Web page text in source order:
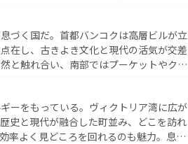
ー、ベトナムコーヒーなどは、ぜひ現
が旅行者を迎えてくれるので、きっと忘
トナム情報はコンテンツ一覧を参照してほし
づく国だ。首都バンコクは高層ビルが立
在し、古きよき文化と現代の活気が交差
と触れ合い、南部ではプーケットやクラ
暖で、どの季節にも異なる楽しみが待
た文化、そして多様な観光資源が、訪れ
ンテンツ一覧を参照してほしい。
ーをもっている。ヴィクトリア湾に広が
史と現代が融合した町並み、どこを訪れ
率よく見どころを回れるのも魅力。息を